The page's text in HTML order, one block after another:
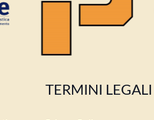
TERMINI LEGALI